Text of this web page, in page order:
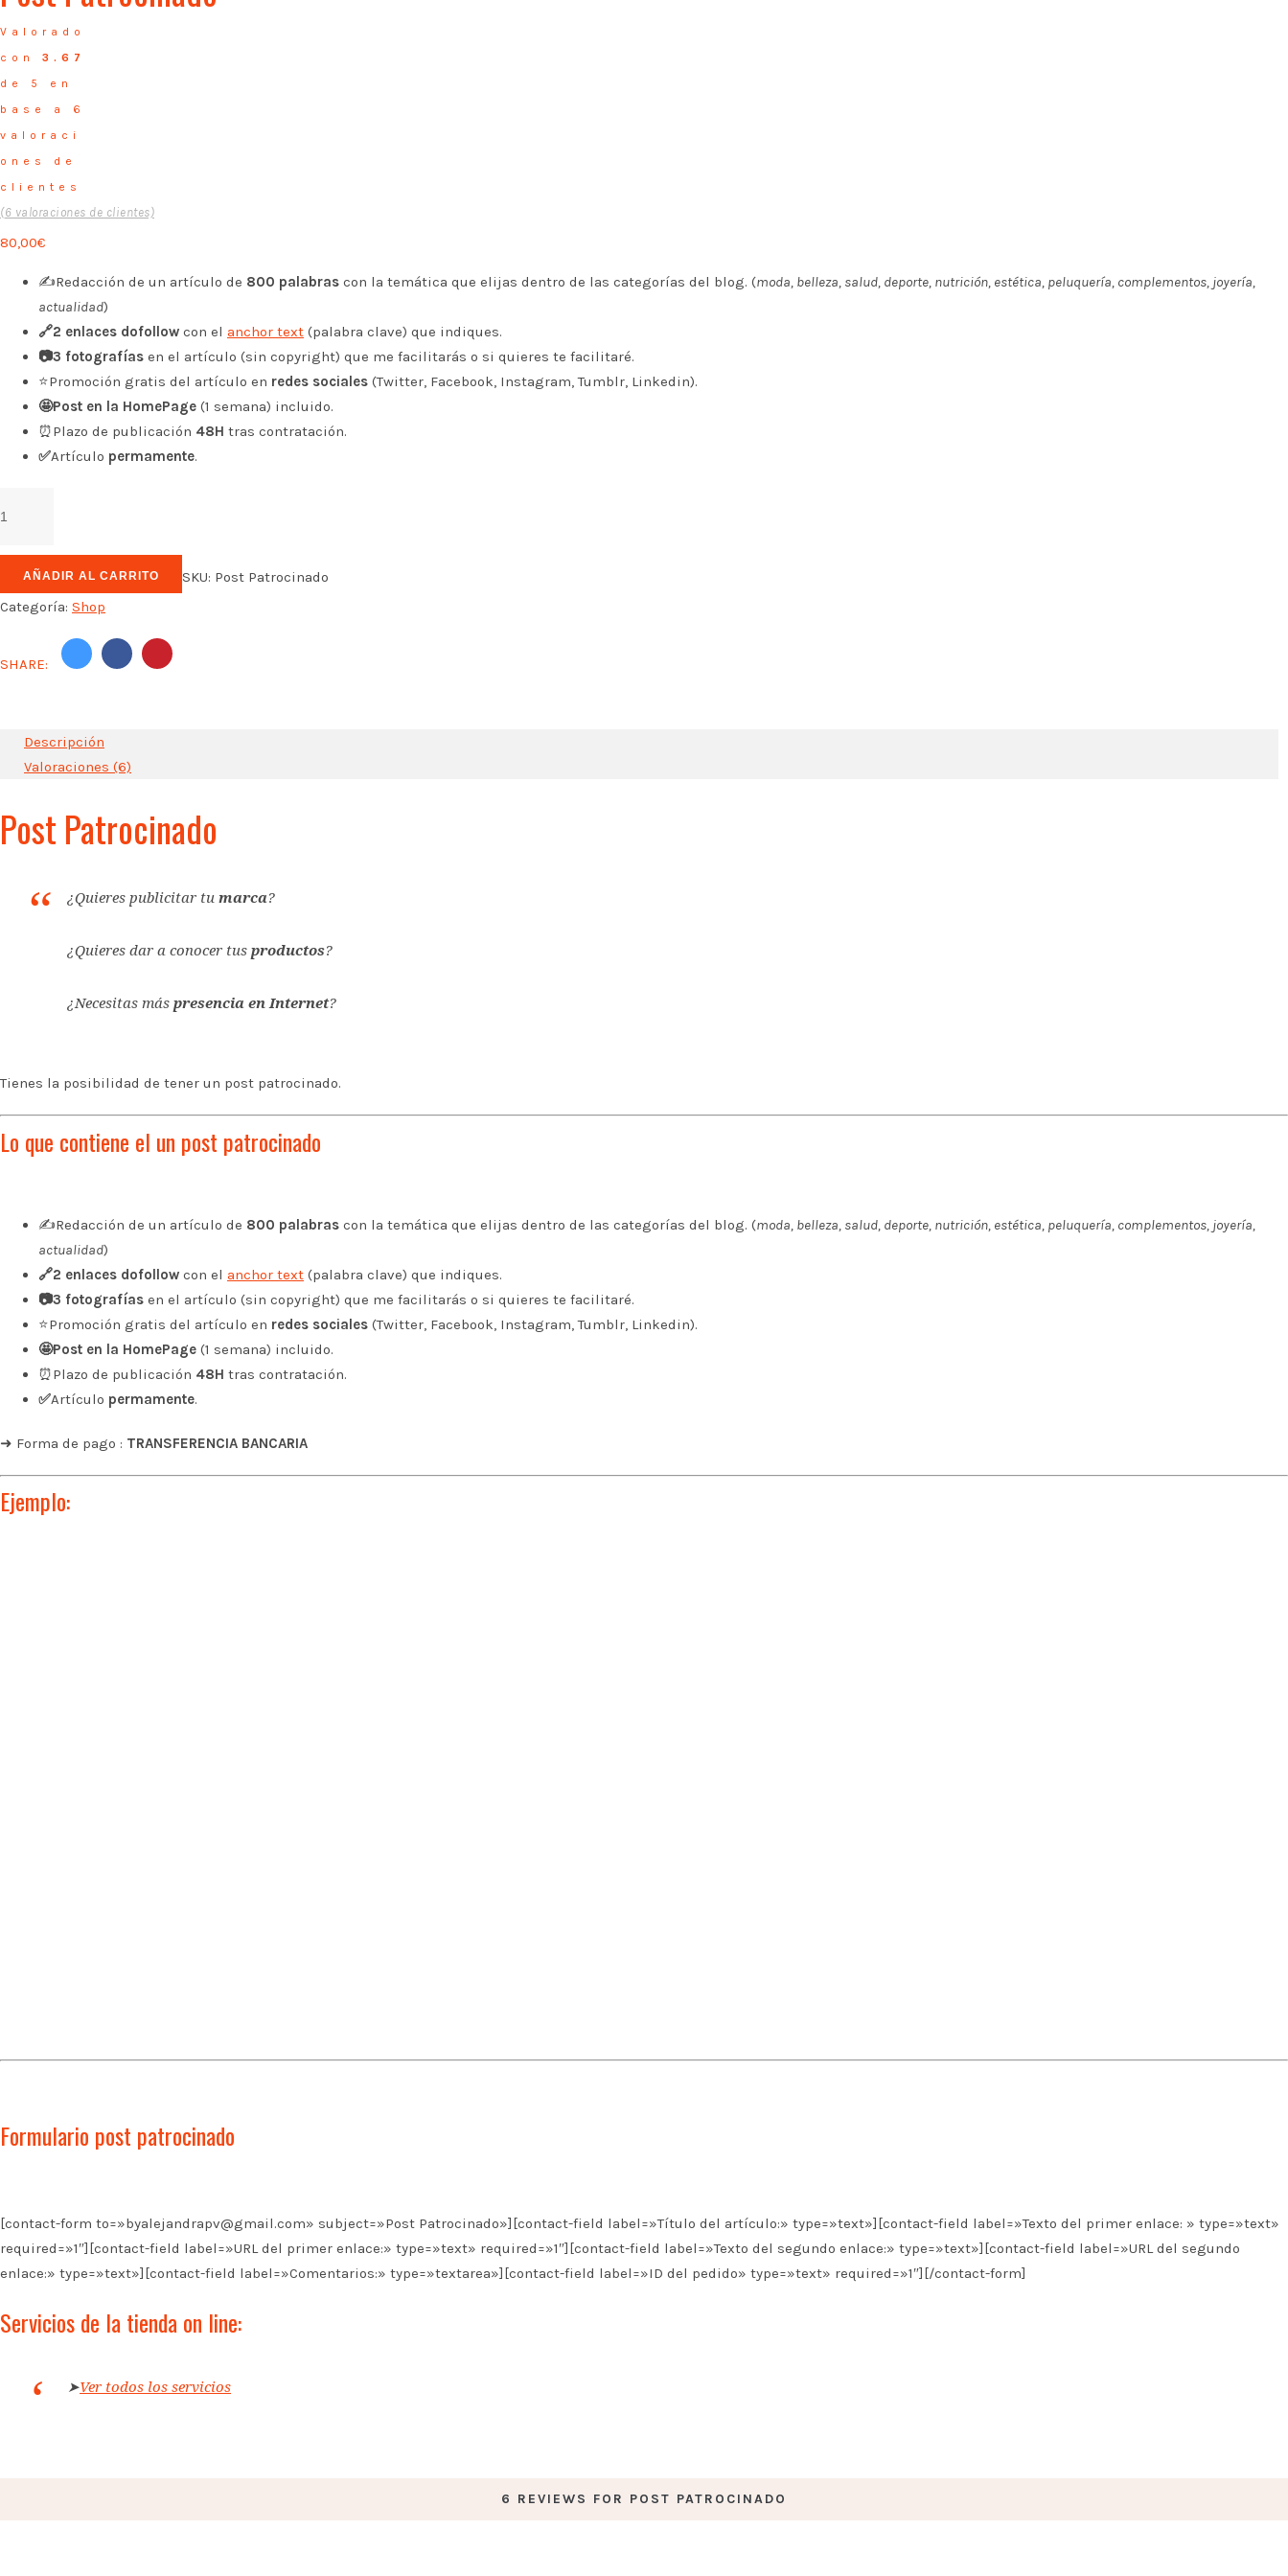
Valorado
con 3.67
de 5 en
base a 6
valoraci
ones de
clientes
(6 valoraciones de clientes)
80,00€
✍️Redacción de un artículo de 800 palabras con la temática que elijas dentro de las categorías del blog. (moda, belleza, salud, deporte, nutrición, estética, peluquería, complementos, joyería,
actualidad)
🔗2 enlaces dofollow con el anchor text (palabra clave) que indiques.
📷3 fotografías en el artículo (sin copyright) que me facilitarás o si quieres te facilitaré.
⭐Promoción gratis del artículo en redes sociales (Twitter, Facebook, Instagram, Tumblr, Linkedin).
🤩Post en la HomePage (1 semana) incluido.
⏰Plazo de publicación 48H tras contratación.
✅Artículo permamente.
Patrocinado
AÑADIR AL CARRITO SKU: Post Patrocinado
Categoría: Shop
SHARE:
Descripción
Valoraciones (6)
Post Patrocinado
¿Quieres publicitar tu marca?
¿Quieres dar a conocer tus productos?
¿Necesitas más presencia en Internet?
Tienes la posibilidad de tener un post patrocinado.
Lo que contiene el un post patrocinado
✍️Redacción de un artículo de 800 palabras con la temática que elijas dentro de las categorías del blog. (moda, belleza, salud, deporte, nutrición, estética, peluquería, complementos, joyería,
actualidad)
🔗2 enlaces dofollow con el anchor text (palabra clave) que indiques.
📷3 fotografías en el artículo (sin copyright) que me facilitarás o si quieres te facilitaré.
⭐Promoción gratis del artículo en redes sociales (Twitter, Facebook, Instagram, Tumblr, Linkedin).
🤩Post en la HomePage (1 semana) incluido.
⏰Plazo de publicación 48H tras contratación.
✅Artículo permamente.
➜ Forma de pago : TRANSFERENCIA BANCARIA
Ejemplo:
Formulario post patrocinado
[contact-form to=»byalejandrapv@gmail.com» subject=»Post Patrocinado»][contact-field label=»Título del artículo:» type=»text»][contact-field label=»Texto del primer enlace: » type=»text»
required=»1″][contact-field label=»URL del primer enlace:» type=»text» required=»1″][contact-field label=»Texto del segundo enlace:» type=»text»][contact-field label=»URL del segundo
enlace:» type=»text»][contact-field label=»Comentarios:» type=»textarea»][contact-field label=»ID del pedido» type=»text» required=»1″][/contact-form]
Servicios de la tienda on line:
➤Ver todos los servicios
6 REVIEWS FOR POST PATROCINADO